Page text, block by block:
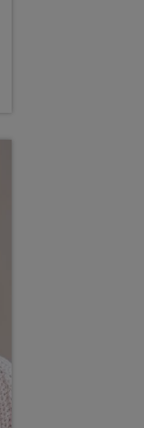
[Inhalt zuklappen]